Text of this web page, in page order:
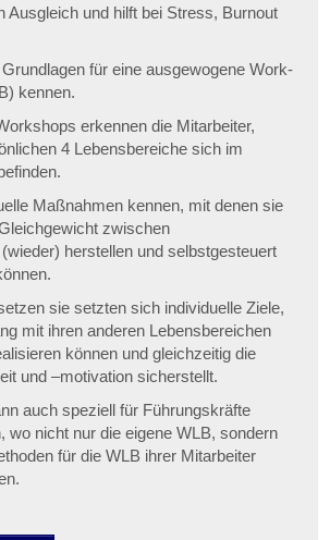
Ausgleich und hilft bei Stress, Burnout
für eine ausgewogene Work-
kennen.
erkennen die Mitarbeiter,
4 Lebensbereiche sich im
Maßnahmen kennen, mit denen sie
zwischen
herstellen und selbstgesteuert
sie setzten sich individuelle Ziele,
mit ihren anderen Lebensbereichen
können und gleichzeitig die
und –motivation sicherstellt.
auch speziell für Führungskräfte
wo nicht nur die eigene WLB, sondern
für die WLB ihrer Mitarbeiter